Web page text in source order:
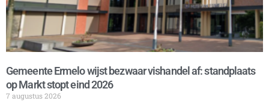
Gemeente Ermelo wijst bezwaar vishandel af: standplaats
op Markt stopt eind 2026
7 augustus 2026